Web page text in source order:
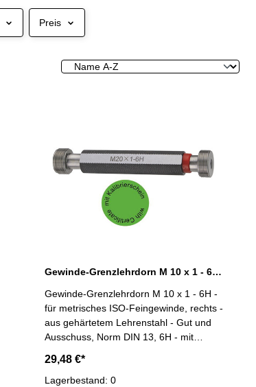
Preis
Gewinde-Grenzlehrdorn M 10 x 1 - 6H DIN 13
Gewinde-Grenzlehrdorn M 10 x 1 - 6H -
für metrisches ISO-Feingewinde, rechts -
aus gehärtetem Lehrenstahl - Gut und
Ausschuss, Norm DIN 13, 6H - mit
29,48 €*
Lagerbestand: 0